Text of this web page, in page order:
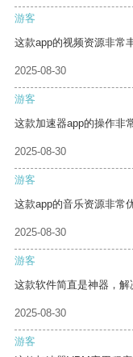
游客
这款app的视频资源非常
2025-08-30
游客
这款加速器app的操作非
2025-08-30
游客
这款app的音乐资源非常
2025-08-30
游客
这款软件简直是神器，解
2025-08-30
游客